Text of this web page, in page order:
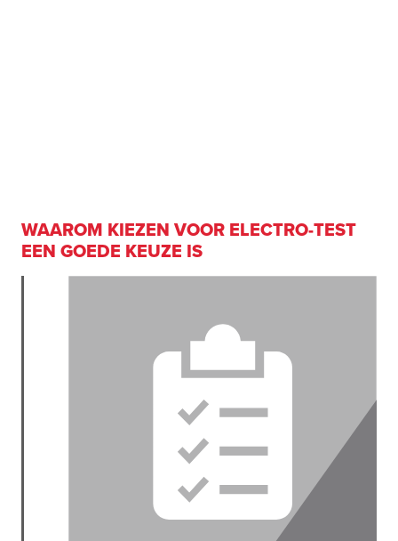
WAAROM KIEZEN VOOR ELECTRO-TEST
EEN GOEDE KEUZE IS